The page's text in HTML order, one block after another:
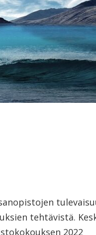
tehtävistä.
2022